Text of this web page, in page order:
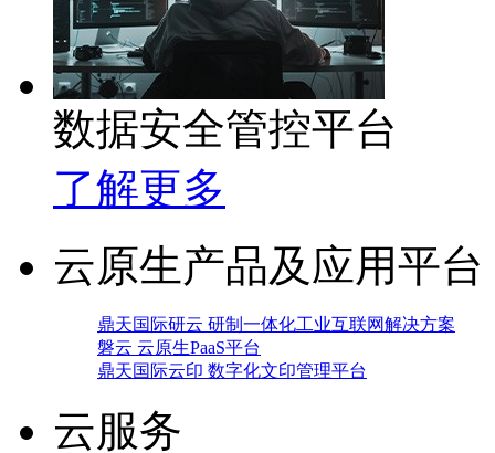
数据安全管控平台
了解更多
云原生产品及应用平台
鼎天国际研云 研制一体化工业互联网解决方案
磐云 云原生PaaS平台
鼎天国际云印 数字化文印管理平台
云服务